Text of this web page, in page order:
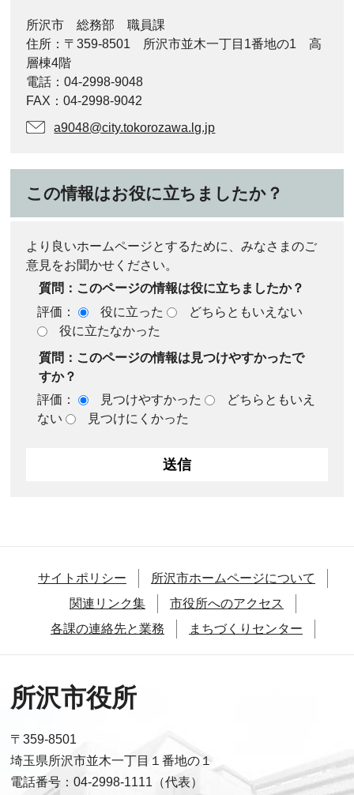
所沢市 総務部 職員課
住所：〒359-8501 所沢市並木一丁目1番地の1 高
層棟4階
電話：04-2998-9048
FAX：04-2998-9042
a9048@city.tokorozawa.lg.jp
この情報はお役に立ちましたか？
より良いホームページとするために、みなさまのご
意見をお聞かせください。
質問：このページの情報は役に立ちましたか？
評価：
役に立った
どちらともいえない
役に立たなかった
質問：このページの情報は見つけやすかったで
すか？
評価：
見つけやすかった
どちらともいえ
ない
見つけにくかった
サイトポリシー
所沢市ホームページについて
関連リンク集
市役所へのアクセス
各課の連絡先と業務
まちづくりセンター
所沢市役所
〒359-8501
埼玉県所沢市並木一丁目１番地の１
電話番号：04-2998-1111（代表）